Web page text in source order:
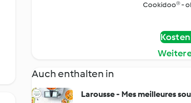
Cookidoo® -
Auch enthalten in
Larousse - Mes meilleures